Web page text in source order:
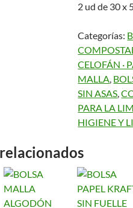
2 ud de 30 x
Categorías:
CELOFÁN ·
MALLA,
SIN ASAS,
PARA LA
HIGIENE Y